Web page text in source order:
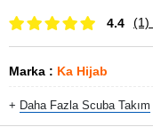
4.4 (1)
Marka : Ka Hijab
+ Daha Fazla Scuba Takım